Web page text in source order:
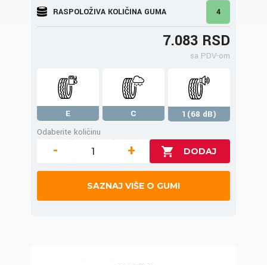
RASPOLOŽIVA KOLIČINA GUMA 4
7.083 RSD
sa PDV-om
E C
1(68 dB)
Odaberite količinu
- +
SAZNAJ VIŠE O GUMI